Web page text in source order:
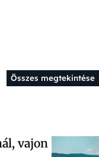
Összes megtekintése
vajon